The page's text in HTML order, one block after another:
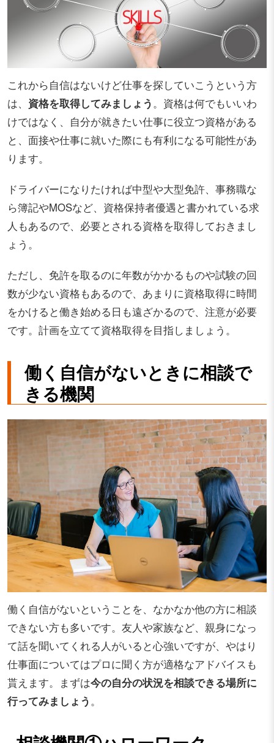
これから自信はないけど仕事を探していこうという方
は、 資格を取得してみましょう 。資格は何でもいいわ
けではなく、自分が就きたい仕事に役立つ資格がある
と、面接や仕事に就いた際にも有利になる可能性があ
ります。
ドライバーになりたければ中型や大型免許、事務職な
ら簿記やMOSなど、資格保持者優遇と書かれている求
人もあるので、必要とされる資格を取得しておきまし
ょう。
ただし、免許を取るのに年数がかかるものや試験の回
数が少ない資格もあるので、あまりに資格取得に時間
をかけると働き始める日も遠ざかるので、注意が必要
です。計画を立てて資格取得を目指しましょう。
働く自信がないときに相談で
きる機関
働く自信がないということを、なかなか他の方に相談
できない方も多いです。友人や家族など、親身になっ
て話を聞いてくれる人がいると心強いですが、やはり
仕事面についてはプロに聞く方が適格なアドバイスも
貰えます。まずは今の自分の状況を相談できる場所に
行ってみましょう。